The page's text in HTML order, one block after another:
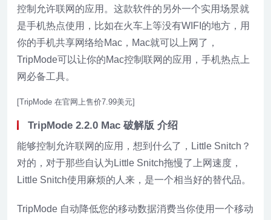
控制允许联网的应用。这款软件的另外一个实用场景就
是手机热点使用，比如在火车上等没有WIFI的地方，用
你的手机共享网络给Mac，Mac就可以上网了，
TripMode可以让你的Mac控制联网的应用，手机热点上
网必备工具。
[TripMode 在官网上售价7.99美元]
TripMode 2.2.0 Mac 破解版 介绍
能够控制允许联网的应用，想到什么了，Little Snitch？
对的，对于那些自认为Little Snitch拖慢了上网速度，
Little Snitch使用麻烦的人来，是一个相当好的替代品。
TripMode 自动降低您的移动数据消费当你使用一个移动